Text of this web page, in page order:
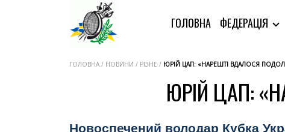
ГОЛОВНА ФЕДЕРАЦІЯ
ГОЛОВНА / НОВИНИ / РІЗНЕ / ЮРІЙ ЦАП: «НАРЕШТІ ВДАЛОСЯ
ЮРІЙ ЦАП:
Новоспечений володар Кубка